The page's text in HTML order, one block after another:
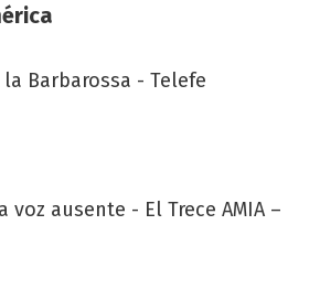
Barbarossa - Telefe
voz ausente - El Trece AMIA –